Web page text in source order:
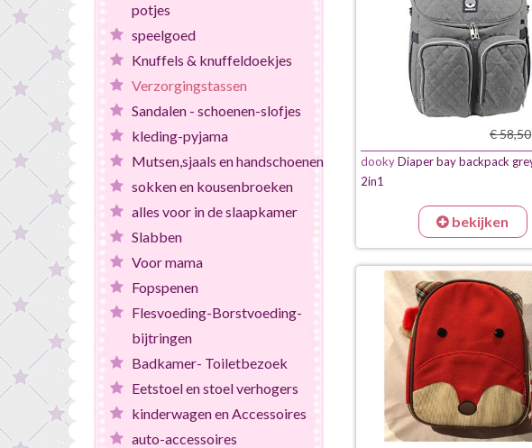
potjes
speelgoed
Knuffels & knuffeldoekjes
Verzorgingstassen
Sandalen - schoenen-slofjes
kleding-pyjama
Mutsen,sjaals en handschoenen
sokken en kousenbroeken
alles voor in de slaapkamer
Slabben
Voor mama
Fopspenen
Flesvoeding-Borstvoeding-
bijtringen
Badkamer- Toiletbezoek
Eetstoel en stoel verhogers
kinderwagen en Accessoires
auto-accessoires
€ 58,50
dookyDiaper bay backpack
2in1
bekijken